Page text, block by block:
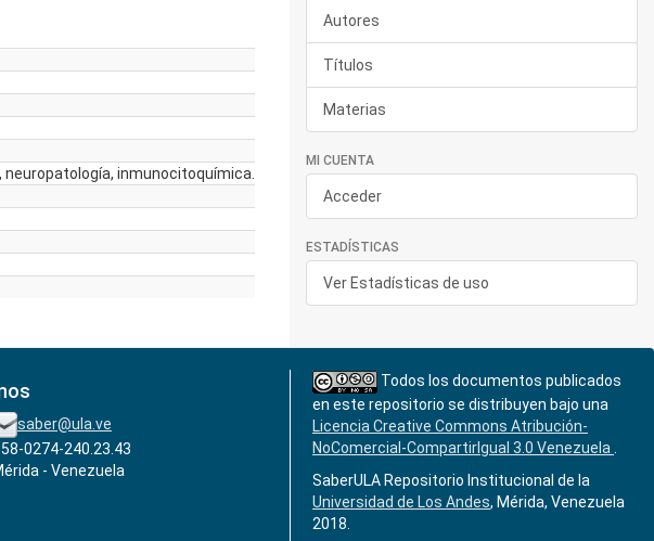
neuropatología, inmunocitoquímica.
Autores
Títulos
Materias
MI CUENTA
Acceder
ESTADÍSTICAS
Ver Estadísticas de uso
saber@ula.ve
0274-240.23.43
- Venezuela
Todos los documentos publicados
en este repositorio se distribuyen bajo una
Licencia Creative Commons Atribución-
NoComercial-CompartirIgual 3.0 Venezuela
SaberULA Repositorio Institucional de la
Universidad de Los Andes, Mérida, Venezuela
2018.